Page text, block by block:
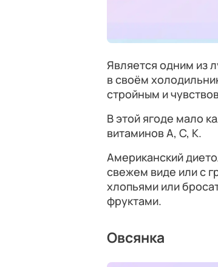
Является одним из
в своём
стройным и
В этой ягоде мало
витаминов А, С, К.
Американский
свежем виде или с
хлопьями или
фруктами.
Овсянка